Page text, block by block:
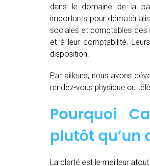
dans le domaine de la
importants pour
sociales et comptables des
et à leur comptabilité.
disposition.
Par ailleurs, nous avons
rendez-vous physique ou
Pourquoi
plutôt qu’un
La clarté est le meilleur